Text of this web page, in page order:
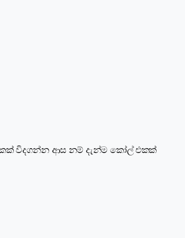
විදගන්න ආස නම් දැන්ම කෝල් එකක්